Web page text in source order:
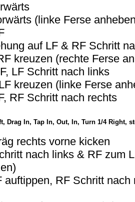
(linke Ferse
auf LF & RF Schritt
kreuzen (rechte Ferse
LF Schritt nach links
kreuzen (linke Ferse
RF Schritt nach rechts
Drag In, Tap In, Out, In, Turn 1/4 Right,
rechts vorne kicken
nach links & RF zum
auftippen, RF Schritt nach